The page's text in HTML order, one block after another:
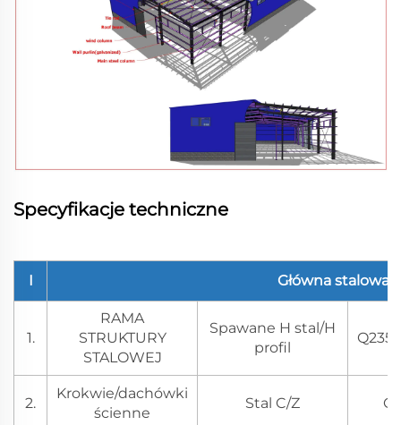
Specyfikacje techniczne
I Główna stalowa
1.
RAMA
STRUKTURY
STALOWEJ
Spawane H stal/H
profil
2.
Krokwie/dachówki
ścienne
Stal C/Z